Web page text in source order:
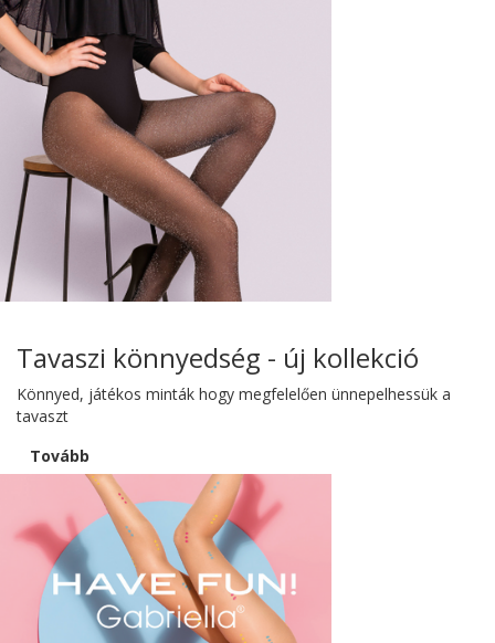
Tavaszi könnyedség - új kollekció
Könnyed, játékos minták hogy megfelelően ünnepelhessük a
tavaszt
Tovább